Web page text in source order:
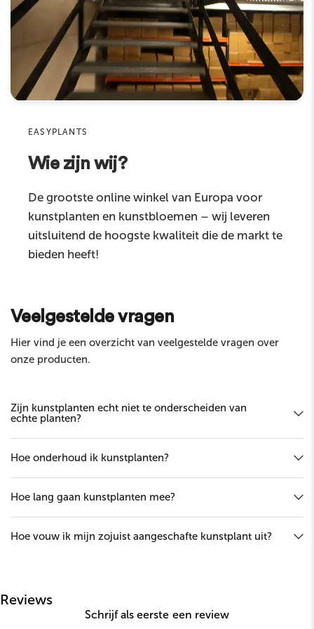
Aanbevolen diameter sierpot Pot 45–55 cm
Groen
Materiaal hoogwaardig kunststof
Brandvertragend
Productcategorie kunstplanten
Product
Sku
Reactie
Sturen
EASYPLANTS
Wie zijn wij?
De grootste online winkel van Europa voor
kunstplanten en kunstbloemen – wij leveren
uitsluitend de hoogste kwaliteit die de markt te
bieden heeft!
Veelgestelde vragen
Hier vind je een overzicht van veelgestelde vragen over
onze producten.
Zijn kunstplanten echt niet te onderscheiden van
echte planten?
Hoe onderhoud ik kunstplanten?
Hoe lang gaan kunstplanten mee?
Hoe vouw ik mijn zojuist aangeschafte kunstplant uit?
Reviews
Schrijf als eerste een review